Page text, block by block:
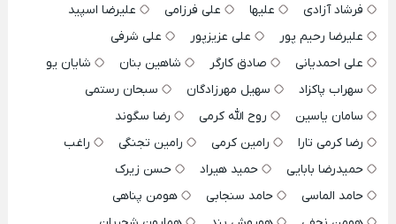
فرشاد آزادی
علیها علی فرزامی
علیرضا اسپید
علیرضا رحیم پور
علی عزیزپور
علی شرفی
علی احمدیانی
صادق کارگر شاهین بنان
شایان یو
سهراب پاکزاد
سهیل مهرزادگان
سبحان رستمی
سامان یاسین
روح الله کرمی
رضا سگوند
رضا کرمی تارا
رامین کرمی رامین تجنگی
راغب
حمیدرضا بابایی
حمید هیراد
حسن زیرک
حامد الماسی
حامد سنجابی
هومن پناهی